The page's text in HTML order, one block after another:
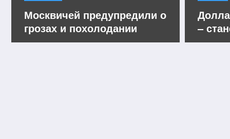
Москвичей предупредили о
грозах и похолодании
–